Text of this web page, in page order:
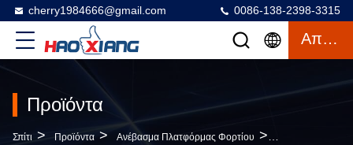
cherry1984666@gmail.com 0086-138-2398-3315
Απόσπασμα
Προϊόντα
Σπίτι > Προϊόντα > Ανέβασμα Πλατφόρμας Φορτίου >